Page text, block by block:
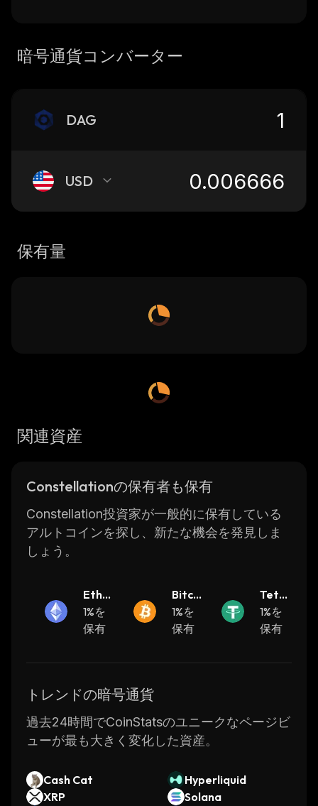
暗号通貨コンバーター
DAG
USD
保有量
関連資産
Constellationの保有者も保有
Constellation投資家が一般的に保有している
アルトコインを探し、新たな機会を発見しま
しょう。
Ether
eum
1%を
保有
Bitcoi
n
1%を
保有
Teth
er
1%を
保有
トレンドの暗号通貨
過去24時間でCoinStatsのユニークなページビ
ューが最も大きく変化した資産。
Cash Cat
Hyperliquid
XRP
Solana